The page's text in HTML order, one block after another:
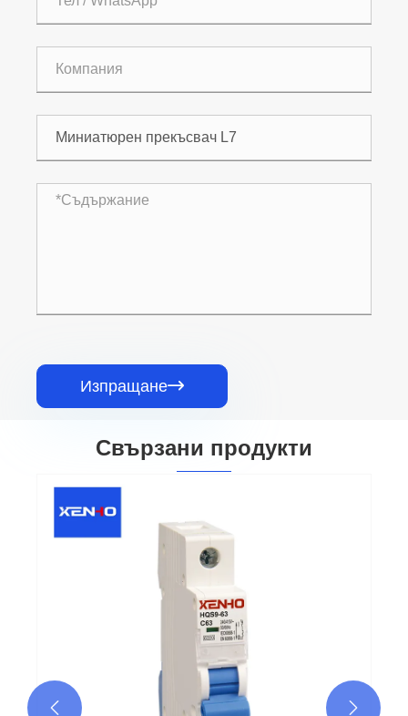
Изпращане
Свързани продукти
Миниатюрен автоматичен прекъсвач DC
Виж повече >>
 